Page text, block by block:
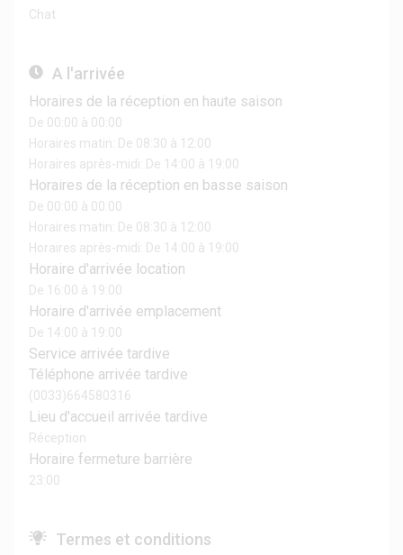
Chat
A l'arrivée
Horaires de la réception en haute saison
De 00:00 à 00:00
Horaires matin: De 08:30 à 12:00
Horaires après-midi: De 14:00 à 19:00
Horaires de la réception en basse saison
De 00:00 à 00:00
Horaires matin: De 08:30 à 12:00
Horaires après-midi: De 14:00 à 19:00
Horaire d'arrivée location
De 16:00 à 19:00
Horaire d'arrivée emplacement
De 14:00 à 19:00
Service arrivée tardive
Téléphone arrivée tardive
(0033)664580316
Lieu d'accueil arrivée tardive
Réception
Horaire fermeture barrière
23:00
Termes et conditions